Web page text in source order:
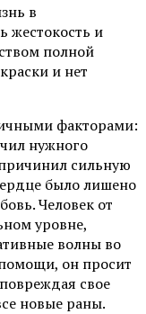
в
жестокость и
полной
и нет
факторами:
нужного
сильную
было лишено
Человек от
уровне,
волны во
он просит
свое
новые раны.